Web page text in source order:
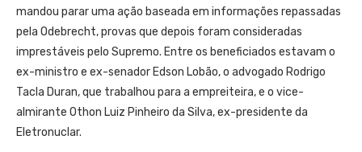
mandou parar uma ação baseada em informações repassadas
pela Odebrecht, provas que depois foram consideradas
imprestáveis pelo Supremo. Entre os beneficiados estavam o
ex-ministro e ex-senador Edson Lobão, o advogado Rodrigo
Tacla Duran, que trabalhou para a empreiteira, e o vice-
almirante Othon Luiz Pinheiro da Silva, ex-presidente da
Eletronuclar.